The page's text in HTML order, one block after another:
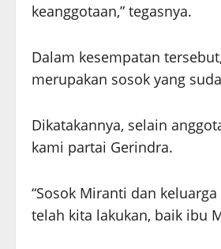
keanggotaan,” tegasnya.
Dalam kesempatan
merupakan sosok yang
Dikatakannya, selain
kami partai Gerindra.
“Sosok Miranti dan
telah kita lakukan, baik ibu